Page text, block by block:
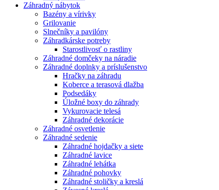
Záhradný nábytok
Bazény a vírivky
Grilovanie
Slnečníky a pavilóny
Záhradkárske potreby
Starostlivosť o rastliny
Záhradné domčeky na náradie
Záhradné doplnky a príslušenstvo
Hračky na záhradu
Koberce a terasová dlažba
Podsedáky
Úložné boxy do záhrady
Vykurovacie telesá
Záhradné dekorácie
Záhradné osvetlenie
Záhradné sedenie
Záhradné hojdačky a siete
Záhradné lavice
Záhradné lehátka
Záhradné pohovky
Záhradné stoličky a kreslá